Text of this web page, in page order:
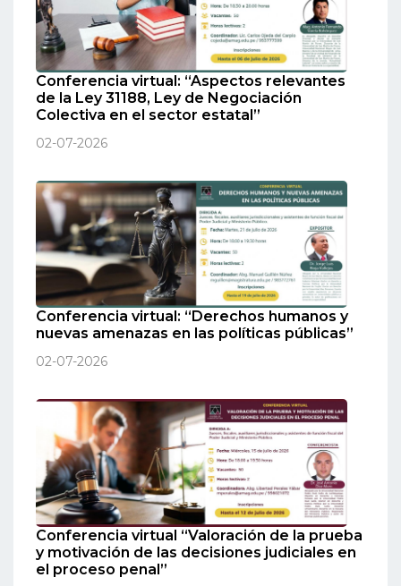
Conferencia virtual: “Aspectos relevantes
de la Ley 31188, Ley de Negociación
Colectiva en el sector estatal”
02-07-2026
Conferencia virtual: “Derechos humanos y
nuevas amenazas en las políticas públicas”
02-07-2026
Conferencia virtual “Valoración de la prueba
y motivación de las decisiones judiciales en
el proceso penal”